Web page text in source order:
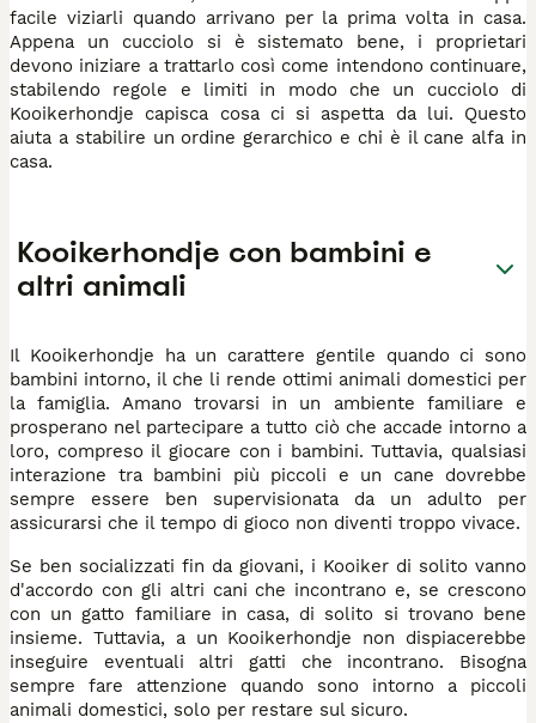
facile viziarli quando arrivano per la prima volta in casa.
Appena un cucciolo si è sistemato bene, i proprietari
devono iniziare a trattarlo così come intendono continuare,
stabilendo regole e limiti in modo che un cucciolo di
Kooikerhondje capisca cosa ci si aspetta da lui. Questo
aiuta a stabilire un ordine gerarchico e chi è il cane alfa in
casa.
Kooikerhondje con bambini e
altri animali
Il Kooikerhondje ha un carattere gentile quando ci sono
bambini intorno, il che li rende ottimi animali domestici per
la famiglia. Amano trovarsi in un ambiente familiare e
prosperano nel partecipare a tutto ciò che accade intorno a
loro, compreso il giocare con i bambini. Tuttavia, qualsiasi
interazione tra bambini più piccoli e un cane dovrebbe
sempre essere ben supervisionata da un adulto per
assicurarsi che il tempo di gioco non diventi troppo vivace.
Se ben socializzati fin da giovani, i Kooiker di solito vanno
d'accordo con gli altri cani che incontrano e, se crescono
con un gatto familiare in casa, di solito si trovano bene
insieme. Tuttavia, a un Kooikerhondje non dispiacerebbe
inseguire eventuali altri gatti che incontrano. Bisogna
sempre fare attenzione quando sono intorno a piccoli
animali domestici, solo per restare sul sicuro.